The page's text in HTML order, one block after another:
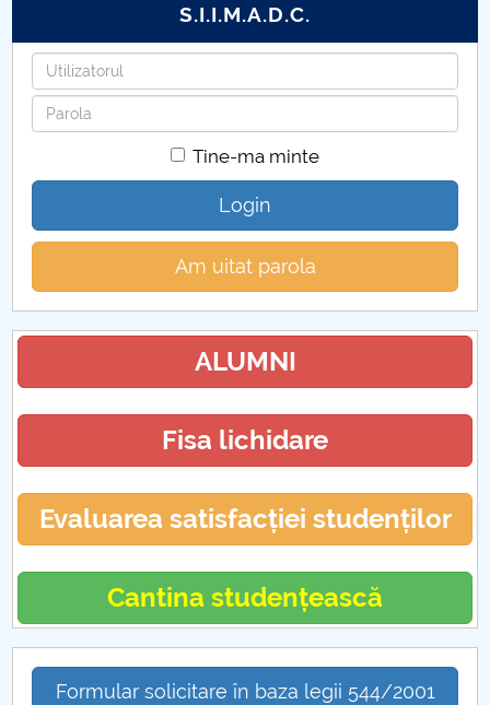
Departamentul Educație Fizică și Sport
S.I.I.M.A.D.C.
Utilizatorul
Parola
Tine-ma minte
Login
Am uitat parola
ALUMNI
Fisa lichidare
Evaluarea satisfacției studenților
Cantina studențească
Formular solicitare în baza legii 544/2001